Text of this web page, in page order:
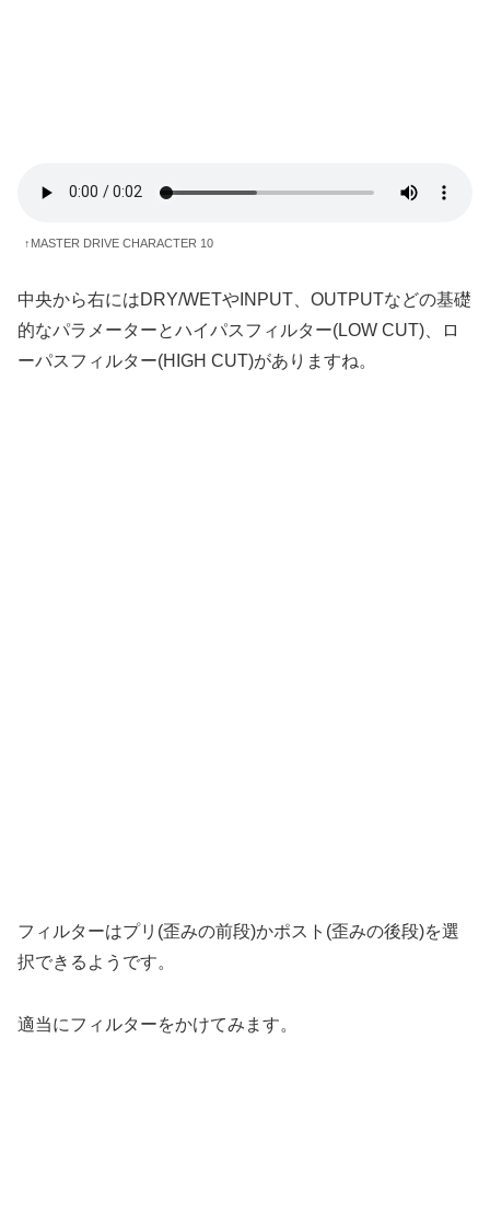
↑MASTER DRIVE CHARACTER 10
中央から右にはDRY/WETやINPUT、OUTPUTなどの基礎
的なパラメーターとハイパスフィルター(LOW CUT)、ロ
ーパスフィルター(HIGH CUT)がありますね。
フィルターはプリ(歪みの前段)かポスト(歪みの後段)を選
択できるようです。
適当にフィルターをかけてみます。